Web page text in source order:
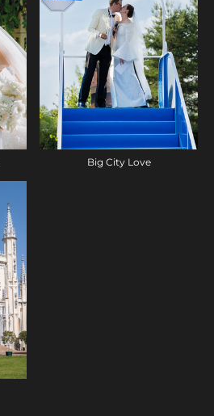
Big City Love